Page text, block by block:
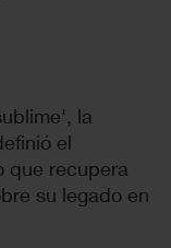
la
el
que recupera
su legado en